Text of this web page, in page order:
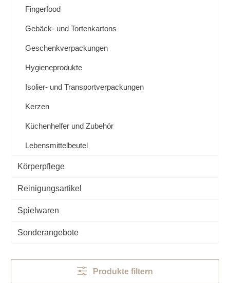
Fingerfood
Gebäck- und Tortenkartons
Geschenkverpackungen
Hygieneprodukte
Isolier- und Transportverpackungen
Kerzen
Küchenhelfer und Zubehör
Lebensmittelbeutel
Körperpflege
Reinigungsartikel
Spielwaren
Sonderangebote
Produkte filtern